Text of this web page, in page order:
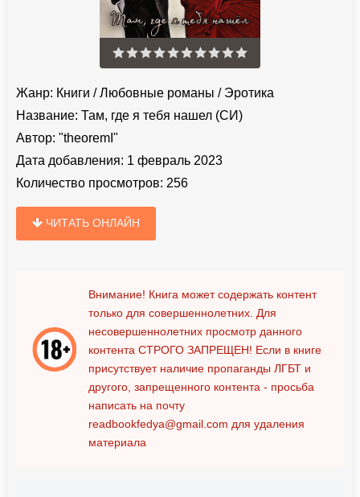
Жанр: Книги /Любовные романы / Эротика
Название: Там, где я тебя нашел (СИ)
Автор: "theoremI"
Дата добавления: 1 февраль 2023
Количество просмотров: 256
ЧИТАТЬ ОНЛАЙН
Внимание! Книга может содержать контент
только для совершеннолетних. Для
несовершеннолетних просмотр данного
контента СТРОГО ЗАПРЕЩЕН! Если в книге
присутствует наличие пропаганды ЛГБТ и
другого, запрещенного контента - просьба
написать на почту
readbookfedya@gmail.com для удаления
материала